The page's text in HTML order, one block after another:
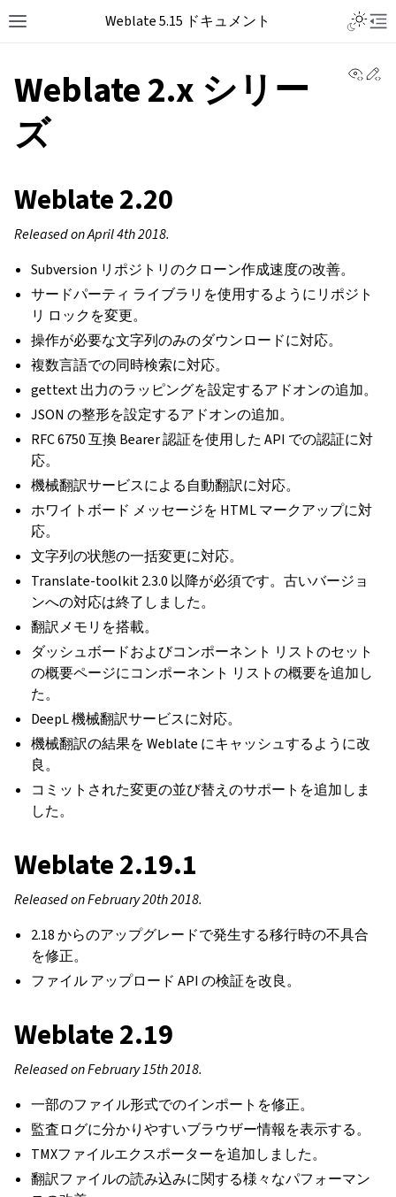
Weblate 5.15 ドキュメント
Weblate 2.x シリー
ズ
Weblate 2.20
Released on April 4th 2018.
Subversion リポジトリのクローン作成速度の改善。
サードパーティ ライブラリを使用するようにリポジト
リ ロックを変更。
操作が必要な文字列のみのダウンロードに対応。
複数言語での同時検索に対応。
gettext 出力のラッピングを設定するアドオンの追加。
JSON の整形を設定するアドオンの追加。
RFC 6750 互換 Bearer 認証を使用した API での認証に対
応。
機械翻訳サービスによる自動翻訳に対応。
ホワイトボード メッセージを HTML マークアップに対
応。
文字列の状態の一括変更に対応。
Translate-toolkit 2.3.0 以降が必須です。古いバージョ
ンへの対応は終了しました。
翻訳メモリを搭載。
ダッシュボードおよびコンポーネント リストのセット
の概要ページにコンポーネント リストの概要を追加し
た。
DeepL 機械翻訳サービスに対応。
機械翻訳の結果を Weblate にキャッシュするように改
良。
コミットされた変更の並び替えのサポートを追加しま
した。
Weblate 2.19.1
Released on February 20th 2018.
2.18 からのアップグレードで発生する移行時の不具合
を修正。
ファイル アップロード API の検証を改良。
Weblate 2.19
Released on February 15th 2018.
一部のファイル形式でのインポートを修正。
監査ログに分かりやすいブラウザー情報を表示する。
TMXファイルエクスポーターを追加しました。
翻訳ファイルの読み込みに関する様々なパフォーマン